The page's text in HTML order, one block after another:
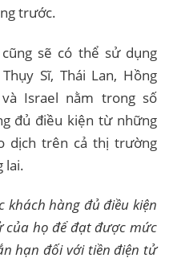
trước.
sẽ có thể sử dụng
Sĩ, Thái Lan, Hồng
và Israel nằm trong số
đủ điều kiện từ những
dịch trên cả thị trường
lai.
khách hàng đủ điều kiện
của họ để đạt được mức
hạn đối với tiền điện tử